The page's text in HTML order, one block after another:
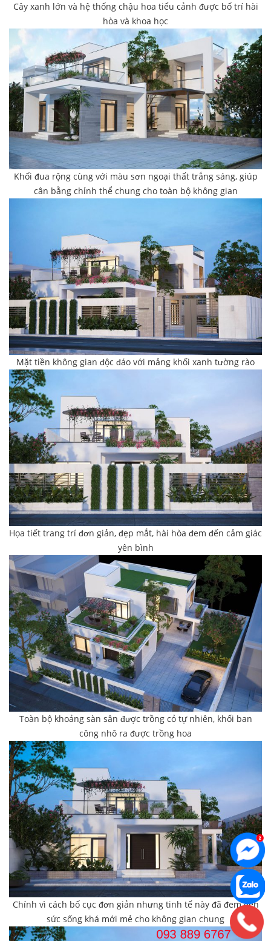
Cây xanh lớn và hệ thống chậu hoa tiểu cảnh được bố trí hài
hòa và khoa học
Khối đua rộng cùng với màu sơn ngoại thất trắng sáng, giúp
cân bằng chỉnh thể chung cho toàn bộ không gian
Mặt tiền không gian độc đáo với mảng khối xanh tường rào
Họa tiết trang trí đơn giản, đẹp mắt, hài hòa đem đến cảm giác
yên bình
Toàn bộ khoảng sàn sân được trồng cỏ tự nhiên, khối ban
công nhô ra được trồng hoa
Chính vì cách bố cục đơn giản nhưng tinh tế này đã đem đến
sức sống khá mới mẻ cho không gian chung